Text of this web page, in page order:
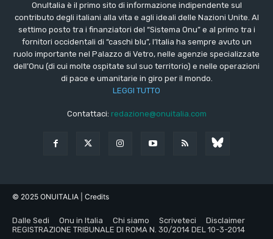
OnuItalia è il primo sito di informazione indipendente sul
contributo degli italiani alla vita e agli ideali delle Nazioni Unite. Al
settimo posto tra i finanziatori del “Sistema Onu” e al primo tra i
fornitori occidentali di “caschi blu”, l’Italia ha sempre avuto un
ruolo importante nel Palazzo di Vetro, nelle agenzie specializzate
dell’Onu (di cui molte ospitate sul suo territorio) e nelle operazioni
di pace e umanitarie in giro per il mondo.
LEGGI TUTTO
Contattaci: redazione@onuitalia.com
© 2025 ONUITALIA | Credits
Dalle Sedi Onu in Italia Chi siamo Scriveteci
Disclaimer
REGISTRAZIONE TRIBUNALE DI ROMA N. 30/2014 DEL 10-3-2014